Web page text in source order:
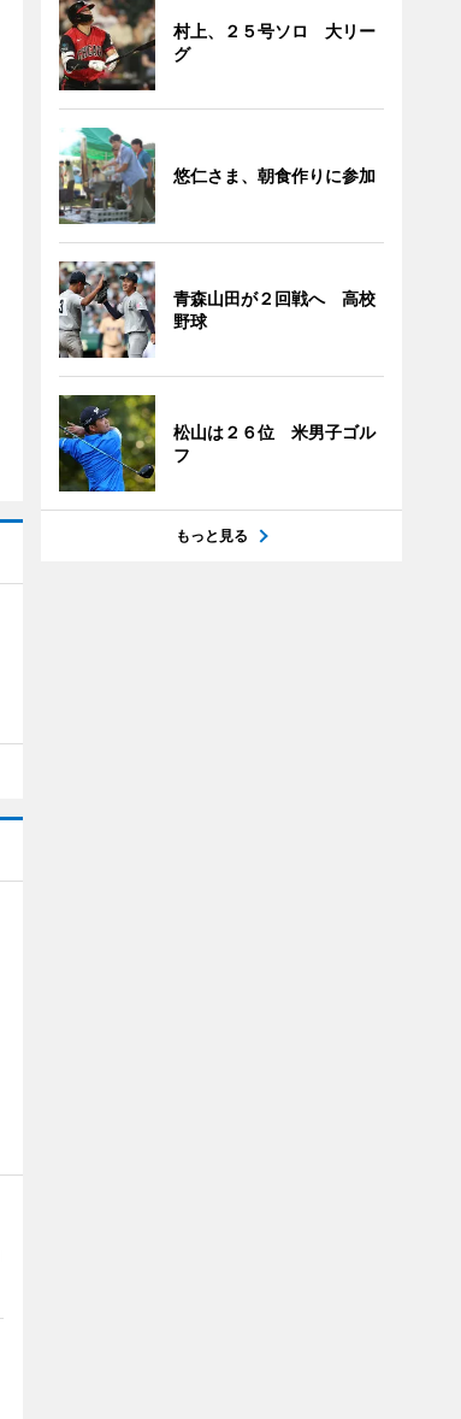
村上、２５号ソロ 大リー
グ
悠仁さま、朝食作りに参加
青森山田が２回戦へ 高校
野球
松山は２６位 米男子ゴル
フ
もっと見る